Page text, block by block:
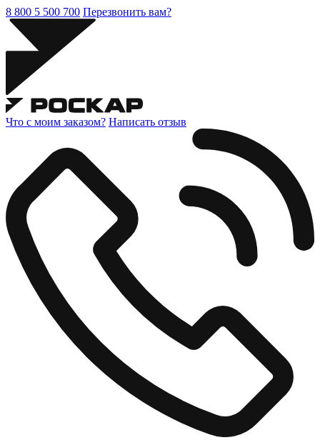
8 800 5 500 700 Перезвонить вам?
Что с моим заказом? Написать отзыв